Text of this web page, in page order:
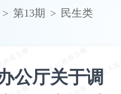
> 第13期 > 民生类
公厅关于调